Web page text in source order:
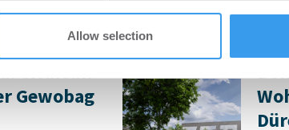
Allow selection
Wilhelm
Gewobag